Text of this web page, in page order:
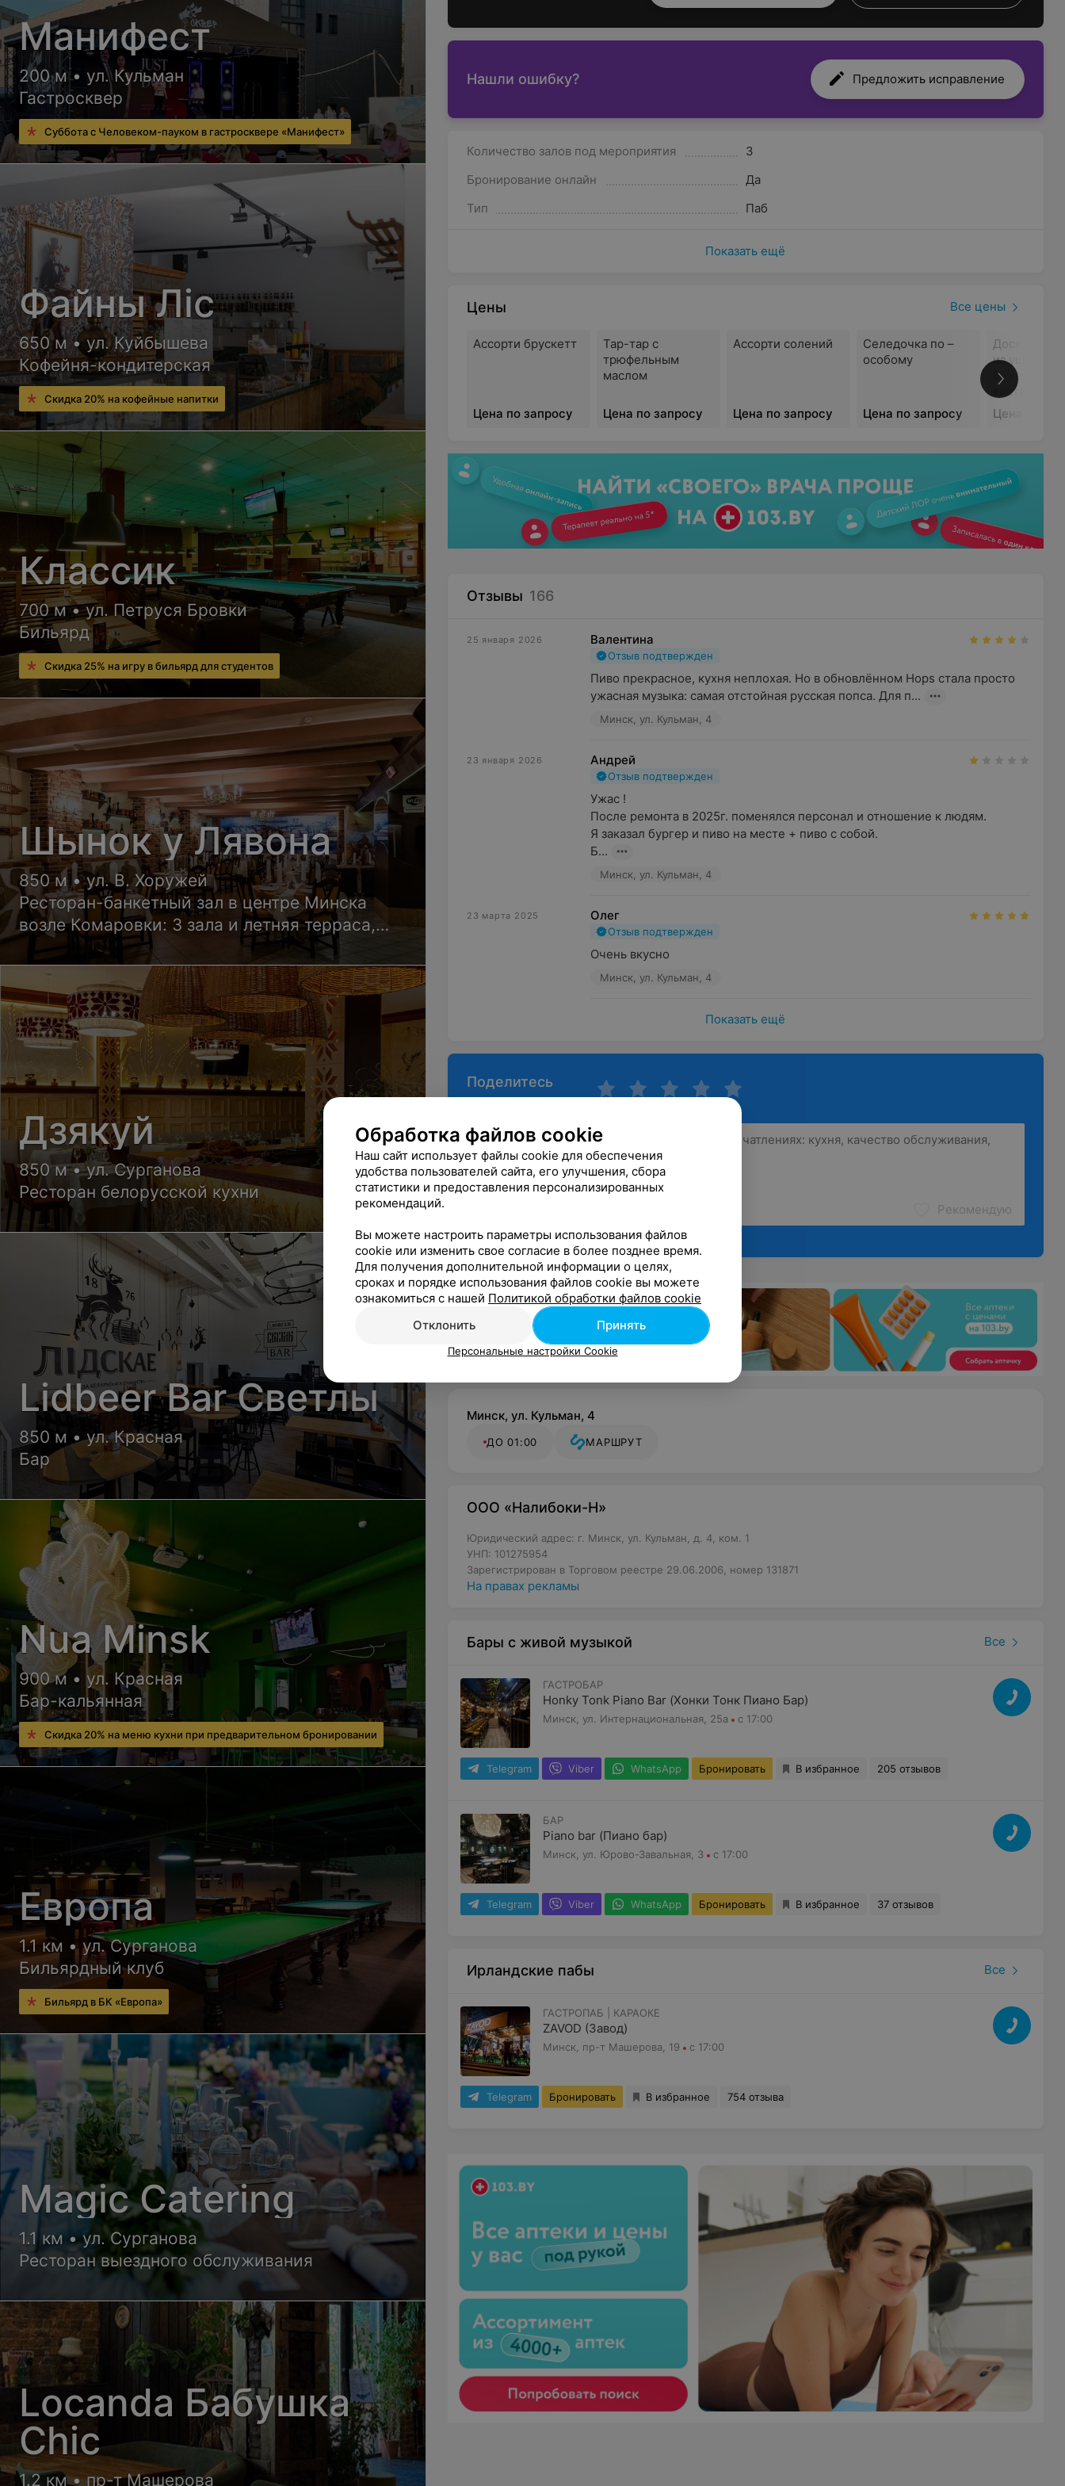
Нашли ошибку? Предложить исправление
Количество залов под мероприятия
3
Бронирование онлайн
Да
Тип
Паб
Показать ещё
Цены Все цены
Ассорти брускетт
Цена по запросу
Тар-тар с
трюфельным
маслом
Цена по запросу
Ассорти солений
Цена по запросу
Селедочка по –
особому
Цена по запросу
Доска с
из ушей и
бужениной
тостах
Цена по
Отзывы 166
25 января 2026 Валентина
Отзыв подтвержден
Пиво прекрасное, кухня неплохая. Но в обновлённом Hops стала просто
ужасная музыка: самая отстойная русская попса. Для п...
Минск, ул. Кульман, 4
23 января 2026 Андрей
Отзыв подтвержден
Ужас !
После ремонта в 2025г. поменялся персонал и отношение к людям.
Я заказал бургер и пиво на месте + пиво с собой.
Б...
Минск, ул. Кульман, 4
23 марта 2025 Олег
Отзыв подтвержден
Очень вкусно
Минск, ул. Кульман, 4
Показать ещё
Поделитесь
мнением
Рекомендую
Минск, ул. Кульман, 4
ДО 01:00 МАРШРУТ
ООО «Налибоки-Н»
Юридический адрес: г. Минск, ул. Кульман, д. 4, ком. 1
УНП: 101275954
Зарегистрирован в Торговом реестре 29.06.2006, номер 131871
На правах рекламы
Бары с живой музыкой Все
ГАСТРОБАР
Honky Tonk Piano Bar (Хонки Тонк Пиано Бар)
Минск, ул. Интернациональная, 25а с 17:00
Telegram Viber WhatsApp Бронировать В избранное 205 отзывов
БАР
Piano bar (Пиано бар)
Минск, ул. Юрово-Завальная, 3 с 17:00
Telegram Viber WhatsApp Бронировать В избранное 37 отзывов
Ирландские пабы Все
ГАСТРОПАБ | КАРАОКЕ
ZAVOD (Завод)
Минск, пр-т Машерова, 19 с 17:00
Telegram Бронировать В избранное 754 отзыва
Манифест
200 м • ул. Кульман
Гастросквер
Суббота с Человеком-пауком в гастросквере «Манифест»
Файны Лiс
650 м • ул. Куйбышева
Кофейня-кондитерская
Скидка 20% на кофейные напитки
Классик
700 м • ул. Петруся Бровки
Бильярд
Скидка 25% на игру в бильярд для студентов
Шынок у Лявона
850 м • ул. В. Хоружей
Ресторан-банкетный зал в центре Минска
возле Комаровки: 3 зала и летняя терраса,
размещение от 45 до 120 гостей.
Дзякуй
850 м • ул. Сурганова
Ресторан белорусской кухни
Lidbeer Bar Светлы
850 м • ул. Красная
Бар
Nua Minsk
900 м • ул. Красная
Бар-кальянная
Скидка 20% на меню кухни при предварительном бронировании
Европа
1.1 км • ул. Сурганова
Бильярдный клуб
Бильярд в БК «Европa»
Magic Catering
1.1 км • ул. Сурганова
Ресторан выездного обслуживания
Locanda Бабушка
Chic
1.2 км • пр-т Машерова
Обработка файлов cookie
Наш сайт использует файлы cookie для обеспечения
удобства пользователей сайта, его улучшения, сбора
статистики и предоставления персонализированных
рекомендаций.
Вы можете настроить параметры использования файлов
cookie или изменить свое согласие в более позднее время.
Для получения дополнительной информации о целях,
сроках и порядке использования файлов cookie вы можете
ознакомиться с нашей Политикой обработки файлов cookie
Отклонить
Принять
Персональные настройки Cookie